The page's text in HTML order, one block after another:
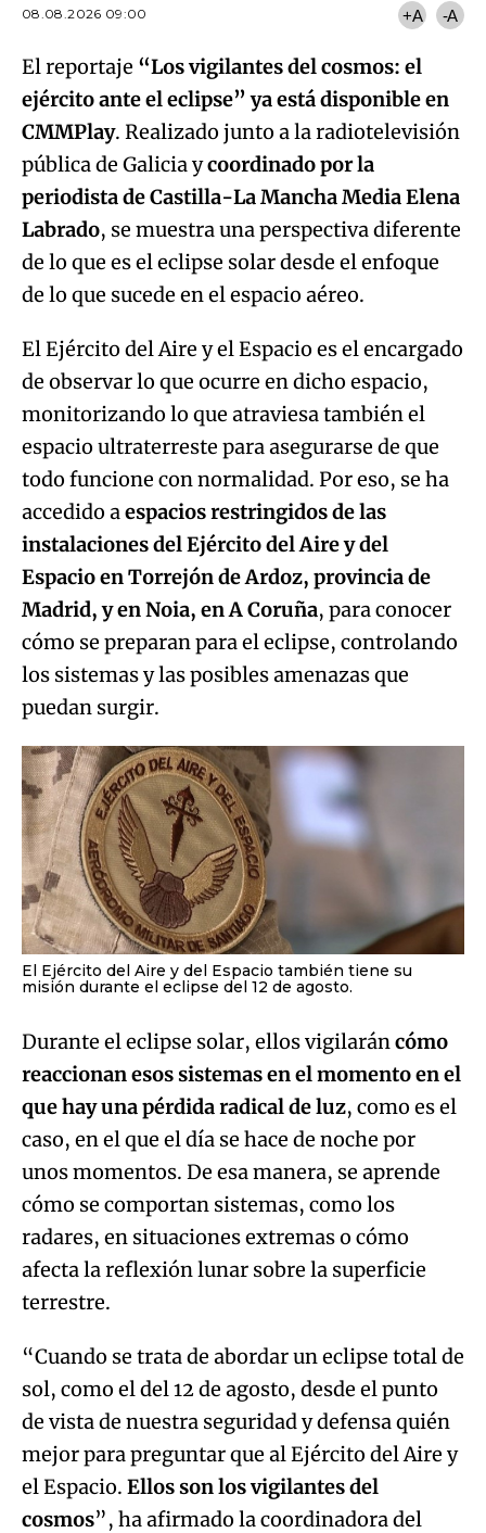
08.08.2026 09:00
+A -A
El reportaje “Los vigilantes del cosmos: el
ejército ante el eclipse” ya está disponible en
CMMPlay. Realizado junto a la radiotelevisión
pública de Galicia ycoordinado por la
periodista de Castilla-La Mancha Media Elena
Labrado, se muestra una perspectiva diferente
de lo que es el eclipse solar desde el enfoque
de lo que sucede en el espacio aéreo.
El Ejército del Aire y el Espacio es el encargado
de observar lo que ocurre en dicho espacio,
monitorizando lo que atraviesa también el
espacio ultraterreste para asegurarse de que
todo funcione con normalidad. Por eso, se ha
accedido aespacios restringidos de las
instalaciones del Ejército del Aire y del
Espacio en Torrejón de Ardoz, provincia de
Madrid, y en Noia, en A Coruña, para conocer
cómo se preparan para el eclipse, controlando
los sistemas y las posibles amenazas que
puedan surgir.
El Ejército del Aire y del Espacio también tiene su
misión durante el eclipse del 12 de agosto.
Durante el eclipse solar, ellos vigilaráncómo
reaccionan esos sistemas en el momento en el
que hay una pérdida radical de luz, como es el
caso, en el que el día se hace de noche por
unos momentos. De esa manera, se aprende
cómo se comportan sistemas, como los
radares, en situaciones extremas o cómo
afecta la reflexión lunar sobre la superficie
terrestre.
“Cuando se trata de abordar un eclipse total de
sol, como el del 12 de agosto, desde el punto
de vista de nuestra seguridad y defensa quién
mejor para preguntar que al Ejército del Aire y
el Espacio. Ellos son los vigilantes del
cosmos”, ha afirmado la coordinadora del